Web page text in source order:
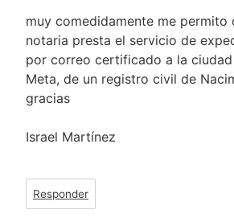
muy comedidamente me permito
notaria presta el servicio de
por correo certificado a la ciudad
Meta, de un registro civil de
gracias
Israel Martínez
Responder